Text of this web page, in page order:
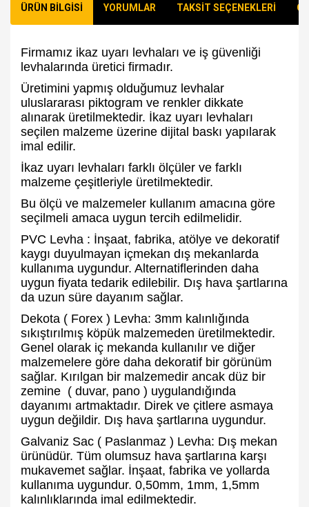
ÜRÜN BİLGİSİ YORUMLAR TAKSİT SEÇENEKLERİ
Firmamız ikaz uyarı levhaları ve iş güvenliği
levhalarında üretici firmadır.
Üretimini yapmış olduğumuz levhalar
uluslararası piktogram ve renkler dikkate
alınarak üretilmektedir. İkaz uyarı levhaları
seçilen malzeme üzerine dijital baskı yapılarak
imal edilir.
İkaz uyarı levhaları farklı ölçüler ve farklı
malzeme çeşitleriyle üretilmektedir.
Bu ölçü ve malzemeler kullanım amacına göre
seçilmeli amaca uygun tercih edilmelidir.
PVC Levha : İnşaat, fabrika, atölye ve dekoratif
kaygı duyulmayan içmekan dış mekanlarda
kullanıma uygundur. Alternatiflerinden daha
uygun fiyata tedarik edilebilir. Dış hava şartlarına
da uzun süre dayanım sağlar.
Dekota ( Forex ) Levha: 3mm kalınlığında
sıkıştırılmış köpük malzemeden üretilmektedir.
Genel olarak iç mekanda kullanılır ve diğer
malzemelere göre daha dekoratif bir görünüm
sağlar. Kırılgan bir malzemedir ancak düz bir
zemine ( duvar, pano ) uygulandığında
dayanımı artmaktadır. Direk ve çitlere asmaya
uygun değildir. Dış hava şartlarına uygundur.
Galvaniz Sac ( Paslanmaz ) Levha: Dış mekan
ürünüdür. Tüm olumsuz hava şartlarına karşı
mukavemet sağlar. İnşaat, fabrika ve yollarda
kullanıma uygundur. 0,50mm, 1mm, 1,5mm
kalınlıklarında imal edilmektedir.